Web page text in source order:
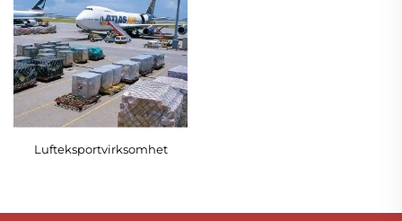
Lufteksportvirksomhet